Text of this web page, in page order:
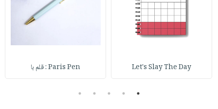
Let's Slay The Day Paris Pen : قلم با
1
2
3
4
5